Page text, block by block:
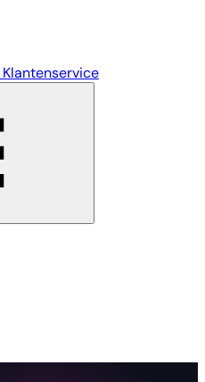
Klantenservice